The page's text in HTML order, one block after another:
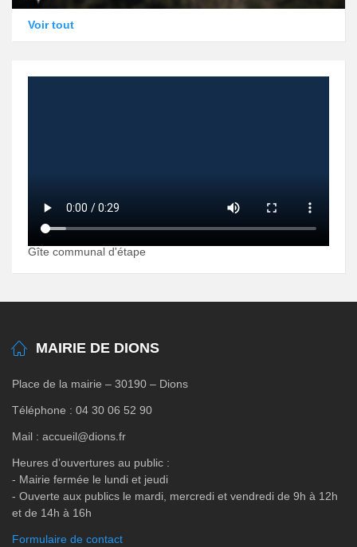
Voir tout
Gîte communal d'étape
MAIRIE DE DIONS
Place de la mairie – 30190 – Dions
Téléphone : 04 30 06 52 90
Mail : accueil@dions.fr
Heures d’ouvertures au public :
- Mairie fermée le lundi et jeudi
- Ouverte aux publics le mardi, mercredi et vendredi de 9h à 12h
et de 14h à 16h
Formulaire de contact